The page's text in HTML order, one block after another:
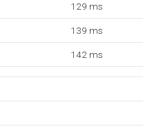
129 ms
139 ms
142 ms